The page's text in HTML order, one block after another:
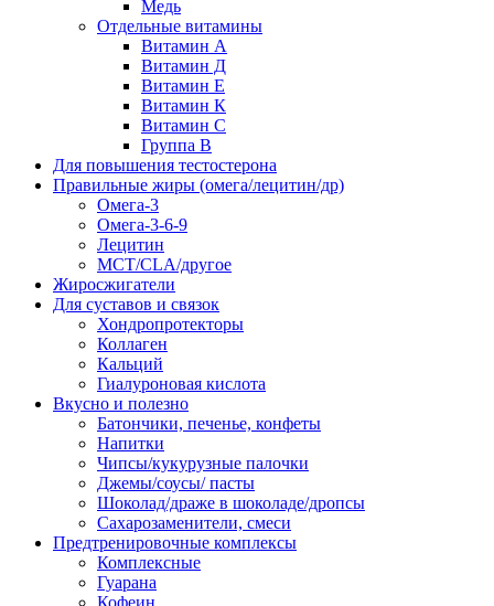
Медь
Отдельные витамины
Витамин А
Витамин Д
Витамин Е
Витамин К
Витамин С
Группа В
Для повышения тестостерона
Правильные жиры (омега/лецитин/др)
Омега-3
Омега-3-6-9
Лецитин
MCT/CLA/другое
Жиросжигатели
Для суставов и связок
Хондропротекторы
Коллаген
Кальций
Гиалуроновая кислота
Вкусно и полезно
Батончики, печенье, конфеты
Напитки
Чипсы/кукурузные палочки
Джемы/соусы/ пасты
Шоколад/драже в шоколаде/дропсы
Сахарозаменители, смеси
Предтренировочные комплексы
Комплексные
Гуарана
Кофеин